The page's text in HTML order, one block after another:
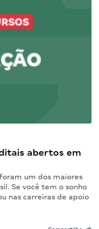
abertos em
um dos maiores
Se você tem o sonho
nas carreiras de apoio